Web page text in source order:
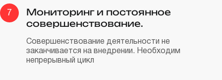
7
Мониторинг и постоянное
совершенствование.
Совершенствование деятельности не
заканчивается на внедрении. Необходим
непрерывный цикл